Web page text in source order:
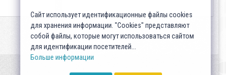
Сайт использует идентификационные файлы cookies
для хранения информации. "Cookies" представляют
собой файлы, которые могут использоваться сайтом
для идентификации посетителей...
Больше информации